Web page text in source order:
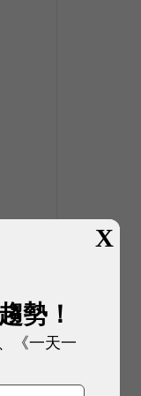
X
勢！
《一天一